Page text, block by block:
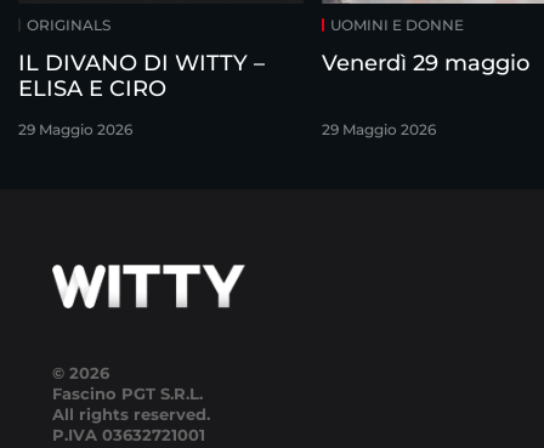
ORIGINALS
IL DIVANO DI WITTY –
ELISA E CIRO
29 Maggio 2026
UOMINI E DONNE
Venerdì 29 maggio
29 Maggio 2026
© 2026
Fascino PGT S.R.L.
All rights reserved.
P.IVA 03632721001